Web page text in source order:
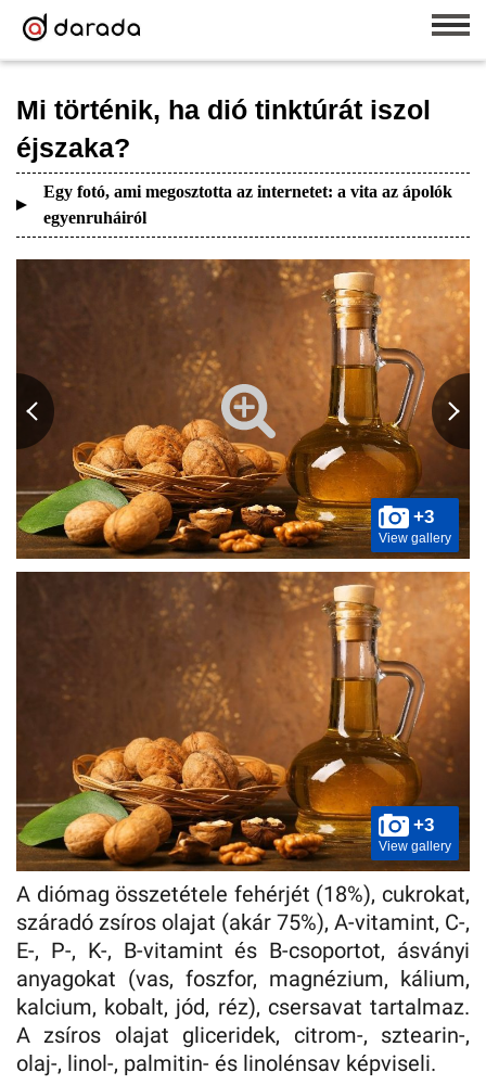
Mi történik, ha dió tinktúrát iszol
éjszaka?
Egy fotó, ami megosztotta az internetet: a vita az ápolók
egyenruháiról
+3
View gallery
+3
View gallery
A diómag összetétele fehérjét (18%), cukrokat,
száradó zsíros olajat (akár 75%), A-vitamint, C-,
E-, P-, K-, B-vitamint és B-csoportot, ásványi
anyagokat (vas, foszfor, magnézium, kálium,
kalcium, kobalt, jód, réz), csersavat tartalmaz.
A zsíros olajat gliceridek, citrom-, sztearin-,
olaj-, linol-, palmitin- és linolénsav képviseli.